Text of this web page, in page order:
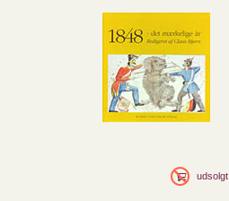
udsolgt